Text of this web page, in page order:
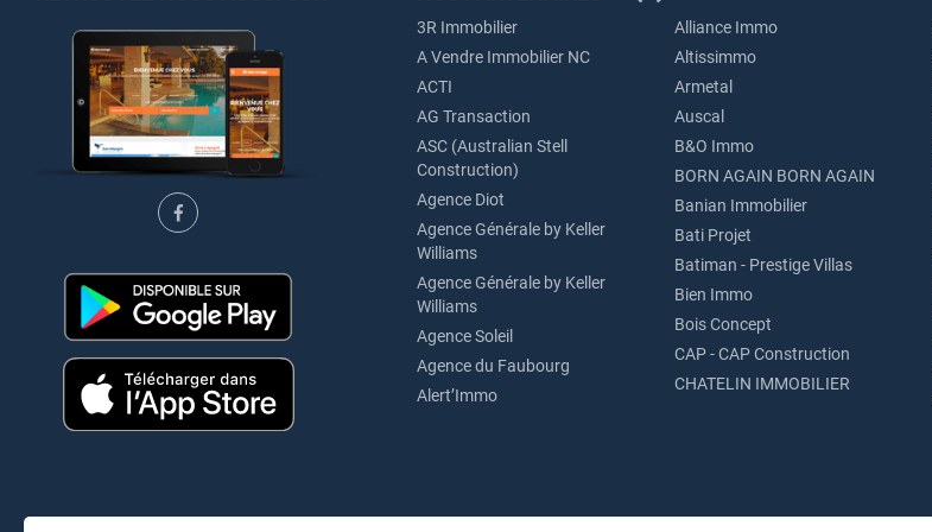
3R Immobilier
A Vendre Immobilier NC
ACTI
AG Transaction
ASC (Australian Stell
Construction)
Agence Diot
Agence Générale by Keller
Williams
Agence Générale by Keller
Williams
Agence Soleil
Agence du Faubourg
Alert’Immo
Alliance Immo
Altissimmo
Armetal
Auscal
B&O Immo
BORN AGAIN BORN AGAIN
Banian Immobilier
Bati Projet
Batiman - Prestige Villas
Bien Immo
Bois Concept
CAP - CAP Construction
CHATELIN IMMOBILIER